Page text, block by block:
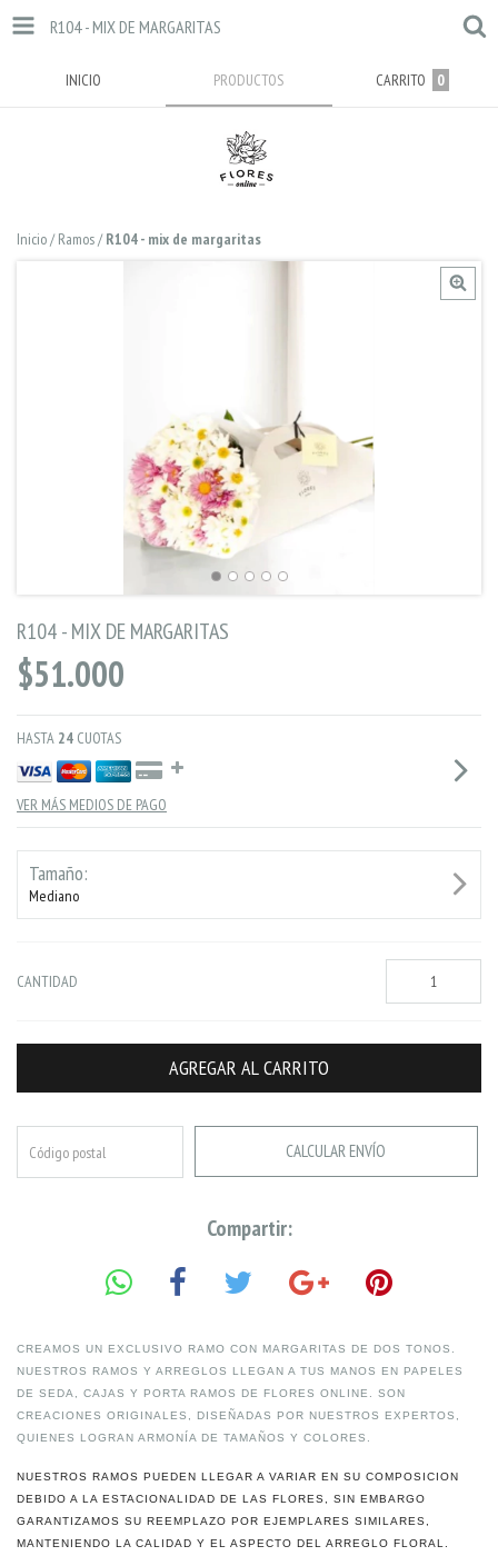
R104 - MIX DE MARGARITAS
INICIO PRODUCTOS CARRITO 0
Inicio/ Ramos/ R104 - mix de margaritas
R104 - MIX DE MARGARITAS
$51.000
HASTA 24 CUOTAS
VER MÁS MEDIOS DE PAGO
Tamaño:
Mediano
CANTIDAD
CALCULAR ENVÍO
Compartir:
CREAMOS UN EXCLUSIVO RAMO CON MARGARITAS DE DOS TONOS.
NUESTROS RAMOS Y ARREGLOS LLEGAN A TUS MANOS EN PAPELES
DE SEDA, CAJAS Y PORTA RAMOS DE FLORES ONLINE. SON
CREACIONES ORIGINALES, DISEÑADAS POR NUESTROS EXPERTOS,
QUIENES LOGRAN ARMONÍA DE TAMAÑOS Y COLORES.
NUESTROS RAMOS PUEDEN LLEGAR A VARIAR EN SU COMPOSICION
DEBIDO A LA ESTACIONALIDAD DE LAS FLORES, SIN EMBARGO
GARANTIZAMOS SU REEMPLAZO POR EJEMPLARES SIMILARES,
MANTENIENDO LA CALIDAD Y EL ASPECTO DEL ARREGLO FLORAL.